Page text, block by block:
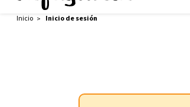
Inicio Inicio de sesión